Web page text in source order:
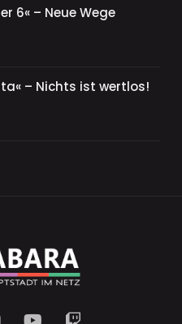
6« – Neue Wege
– Nichts ist wertlos!